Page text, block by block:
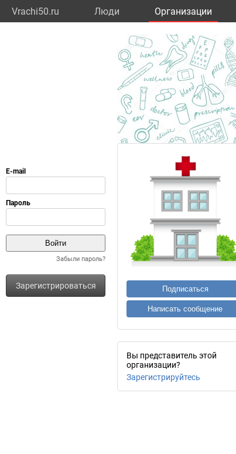
Vrachi50.ru Люди Организации
Забыли пароль?
Зарегистрироваться Подписаться
Написать сообщение
Вы представитель этой
организации?
Зарегистрируйтесь